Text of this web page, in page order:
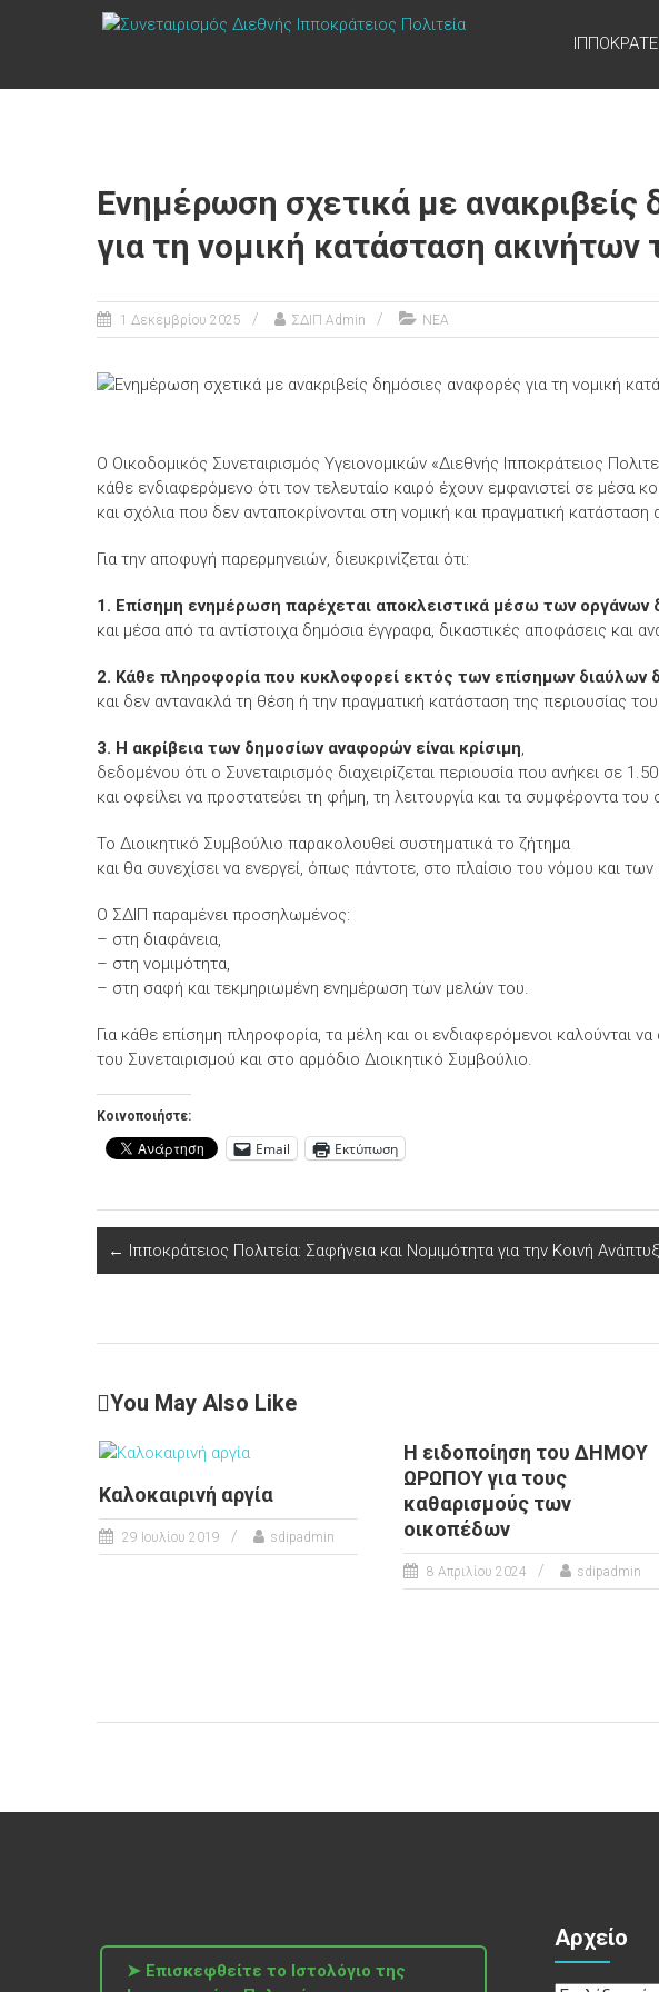
ΣΥΝΕΤΑΙΡΙΣΜΌΣ
να
Ενημέρωση σχετικά με ανακριβείς
για τη νομική κατάσταση ακινήτων
1 Δεκεμβρίου 2025 ΣΔΙΠ Admin ΝΕΑ
Ο Οικοδομικός Συνεταιρισμός Υγειονομικών «Διεθνής Ιπποκράτειος
κάθε ενδιαφερόμενο ότι τον τελευταίο καιρό έχουν εμφανιστεί σε μέσα
και σχόλια που δεν ανταποκρίνονται στη νομική και πραγματική κατάσταση
Για την αποφυγή παρερμηνειών, διευκρινίζεται ότι:
1. Επίσημη ενημέρωση παρέχεται αποκλειστικά μέσω των οργάνων
και μέσα από τα αντίστοιχα δημόσια έγγραφα, δικαστικές αποφάσεις και
2. Κάθε πληροφορία που κυκλοφορεί εκτός των επίσημων διαύλων
και δεν αντανακλά τη θέση ή την πραγματική κατάσταση της περιουσίας
3. Η ακρίβεια των δημοσίων αναφορών είναι κρίσιμη,
δεδομένου ότι ο Συνεταιρισμός διαχειρίζεται περιουσία που ανήκει σε
και οφείλει να προστατεύει τη φήμη, τη λειτουργία και τα συμφέροντα του
Το Διοικητικό Συμβούλιο παρακολουθεί συστηματικά το ζήτημα
και θα συνεχίσει να ενεργεί, όπως πάντοτε, στο πλαίσιο του νόμου και
Ο ΣΔΙΠ παραμένει προσηλωμένος:
– στη διαφάνεια,
– στη νομιμότητα,
– στη σαφή και τεκμηριωμένη ενημέρωση των μελών του.
Για κάθε επίσημη πληροφορία, τα μέλη και οι ενδιαφερόμενοι καλούνται
του Συνεταιρισμού και στο αρμόδιο Διοικητικό Συμβούλιο.
Κοινοποιήστε:
Email Εκτύπωση
← Ιπποκράτειος Πολιτεία: Σαφήνεια και Νομιμότητα για την Κοινή
You May Also Like
Καλοκαιρινή αργία
29 Ιουλίου 2019 sdipadmin
Η ειδοποίηση του ΔΗΜΟΥ
ΩΡΩΠΟΥ για τους
καθαρισμούς των
οικοπέδων
8 Απριλίου 2024 sdipadmin
➤ Επισκεφθείτε το Ιστολόγιο της
Αρχείο